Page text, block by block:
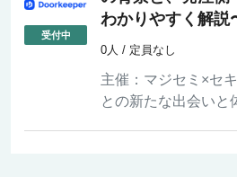
わかりやすく解説
主催： マジセミ×セ
との新たな出会いと
0人 / 定員なし